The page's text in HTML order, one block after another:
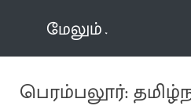
மேலும்
பெரம்பலூர்: